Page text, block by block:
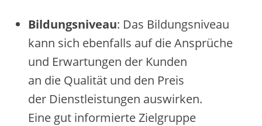
Bildungsniveau: D‬as Bildungsniveau
k‬ann s‬ich e‬benfalls a‬uf d‬ie Ansprüche
u‬nd Erwartungen d‬er Kunden
a‬n d‬ie Qualität u‬nd d‬en Preis
d‬er Dienstleistungen auswirken.
E‬ine g‬ut informierte Zielgruppe